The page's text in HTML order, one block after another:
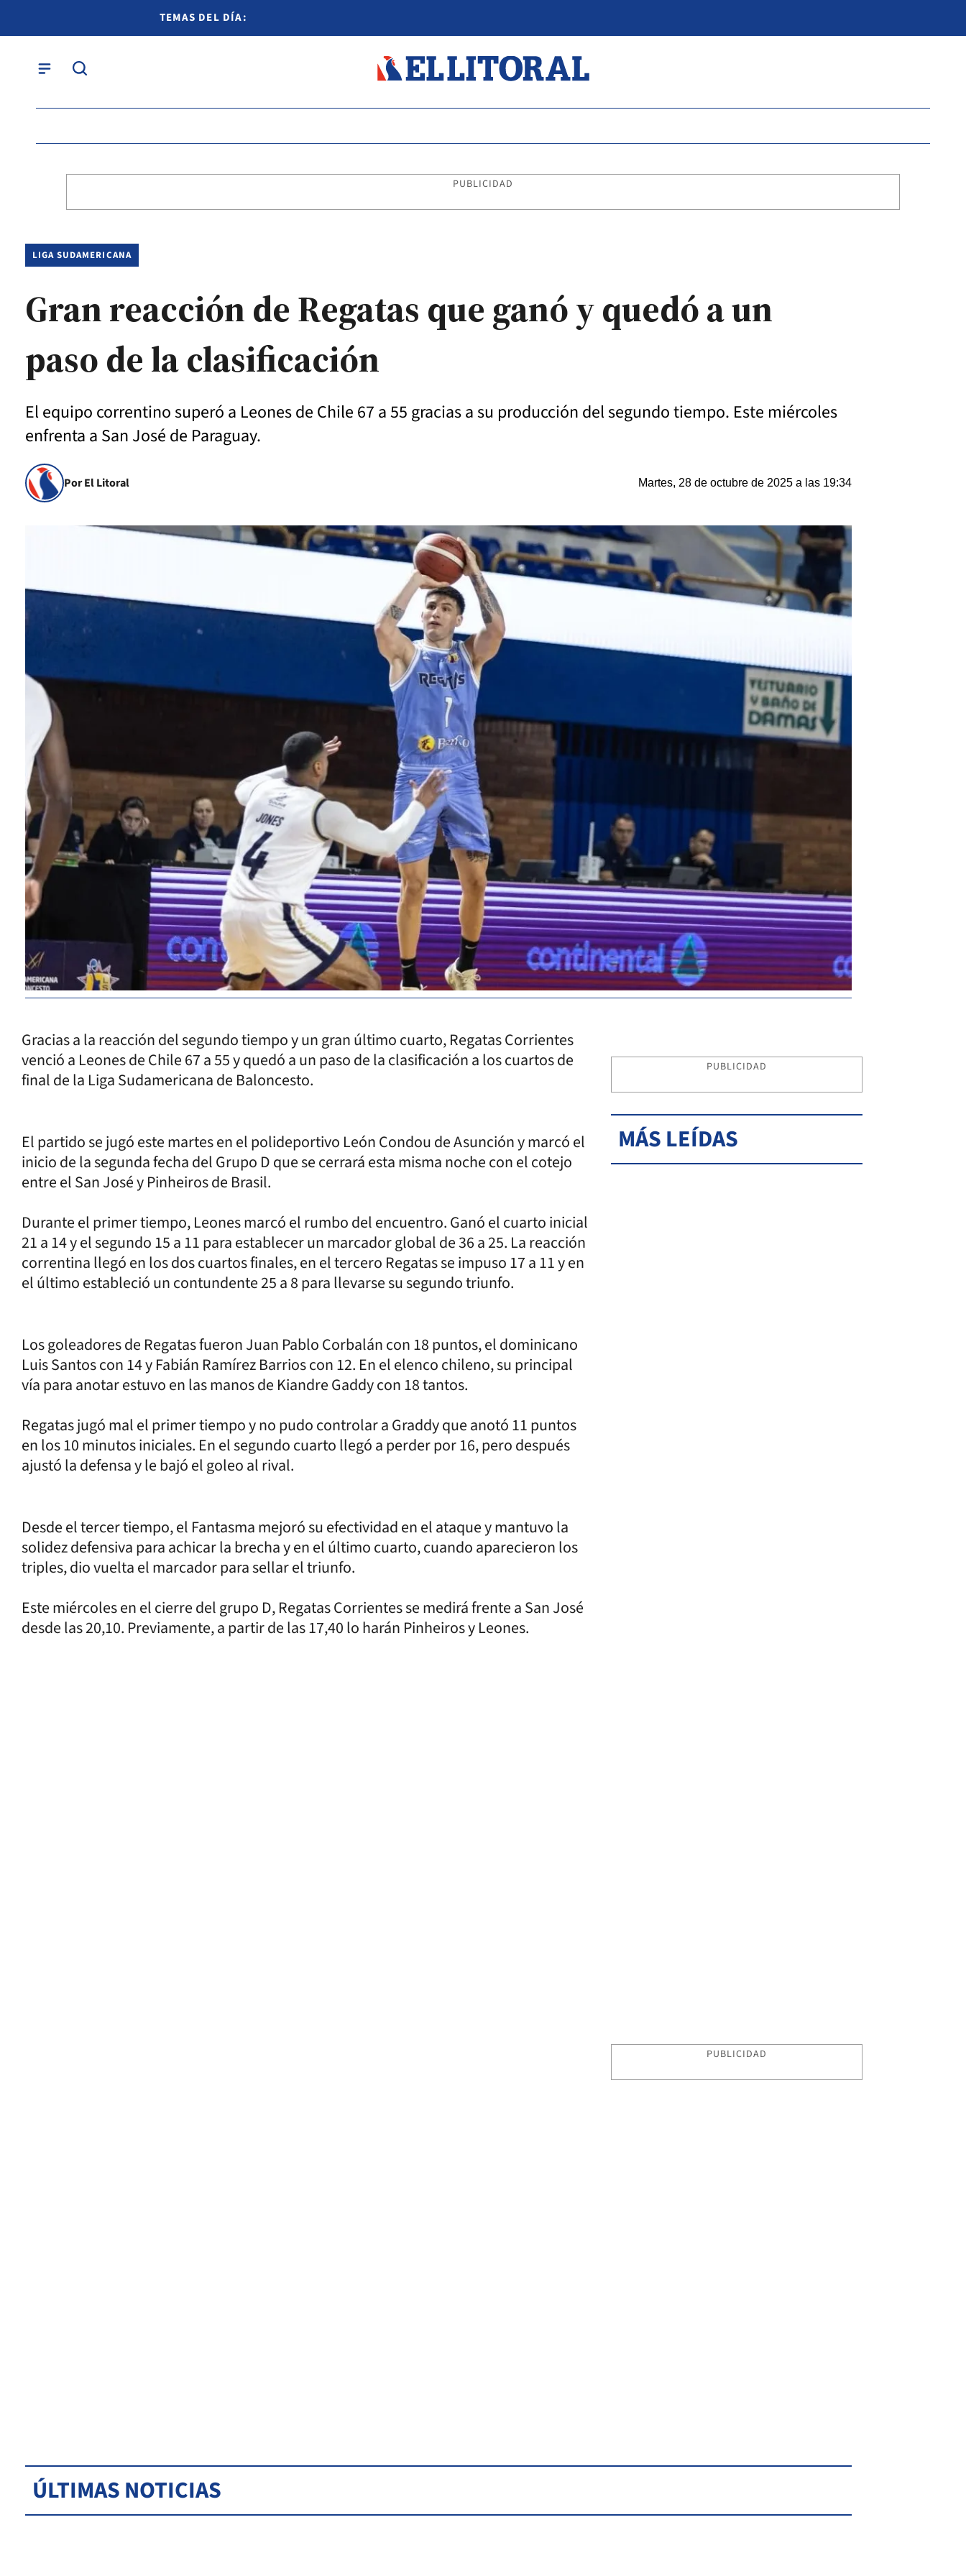
TEMAS DEL DÍA:
PUBLICIDAD
LIGA SUDAMERICANA
Gran reacción de Regatas que ganó y quedó a un
paso de la clasificación
El equipo correntino superó a Leones de Chile 67 a 55 gracias a su producción del segundo tiempo. Este miércoles
enfrenta a San José de Paraguay.
Por El Litoral Martes, 28 de octubre de 2025 a las 19:34
Gracias a la reacción del segundo tiempo y un gran último cuarto, Regatas Corrientes
venció a Leones de Chile 67 a 55 y quedó a un paso de la clasificación a los cuartos de
final de la Liga Sudamericana de Baloncesto.
El partido se jugó este martes en el polideportivo León Condou de Asunción y marcó el
inicio de la segunda fecha del Grupo D que se cerrará esta misma noche con el cotejo
entre el San José y Pinheiros de Brasil.
Durante el primer tiempo, Leones marcó el rumbo del encuentro. Ganó el cuarto inicial
21 a 14 y el segundo 15 a 11 para establecer un marcador global de 36 a 25. La reacción
correntina llegó en los dos cuartos finales, en el tercero Regatas se impuso 17 a 11 y en
el último estableció un contundente 25 a 8 para llevarse su segundo triunfo.
Los goleadores de Regatas fueron Juan Pablo Corbalán con 18 puntos, el dominicano
Luis Santos con 14 y Fabián Ramírez Barrios con 12. En el elenco chileno, su principal
vía para anotar estuvo en las manos de Kiandre Gaddy con 18 tantos.
Regatas jugó mal el primer tiempo y no pudo controlar a Graddy que anotó 11 puntos
en los 10 minutos iniciales. En el segundo cuarto llegó a perder por 16, pero después
ajustó la defensa y le bajó el goleo al rival.
Desde el tercer tiempo, el Fantasma mejoró su efectividad en el ataque y mantuvo la
solidez defensiva para achicar la brecha y en el último cuarto, cuando aparecieron los
triples, dio vuelta el marcador para sellar el triunfo.
Este miércoles en el cierre del grupo D, Regatas Corrientes se medirá frente a San José
desde las 20,10. Previamente, a partir de las 17,40 lo harán Pinheiros y Leones.
PUBLICIDAD
MÁS LEÍDAS
PUBLICIDAD
ÚLTIMAS NOTICIAS